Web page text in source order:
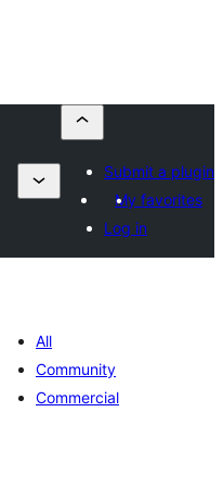
Submit a plugin
My favorites
Log in
All
Community
Commercial